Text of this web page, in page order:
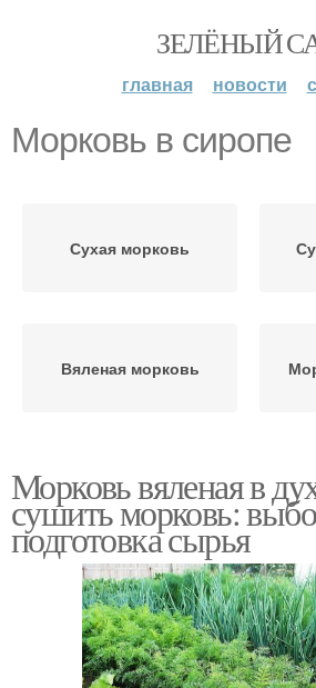
ЗЕЛЁНЫЙ
главная новости
Морковь в сиропе
Сухая морковь
Вяленая морковь
Цукаты из моркови
Варение из моркови
Морковь вяленая в
сушить морковь:
подготовка сырья